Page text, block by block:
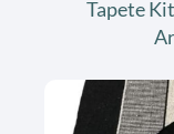
Tapete